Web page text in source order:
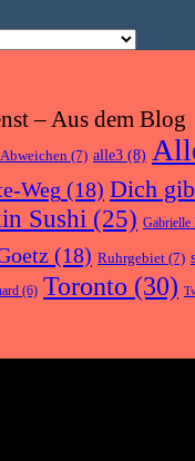
– Aus dem Blog
Abweichen (7) alle3 (8)
Weg (18) Dich
Sushi (25) Gabrielle
(18) Ruhrgebiet (7)
(6) Toronto (30)